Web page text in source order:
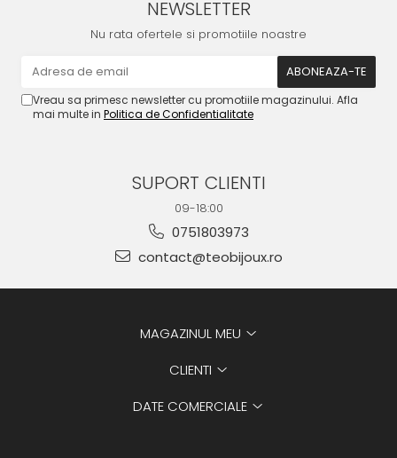
NEWSLETTER
Nu rata ofertele si promotiile noastre
Vreau sa primesc newsletter cu promotiile magazinului. Afla
mai multe in Politica de Confidentialitate
SUPORT CLIENTI
09-18:00
0751803973
contact@teobijoux.ro
MAGAZINUL MEU
CLIENTI
DATE COMERCIALE